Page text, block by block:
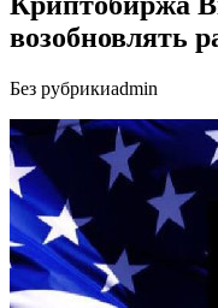
возобновлять
Без рубрикиadmin